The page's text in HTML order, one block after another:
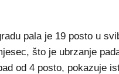
pala je 19 posto u
što je ubrzanje
od 4 posto, pokazuje